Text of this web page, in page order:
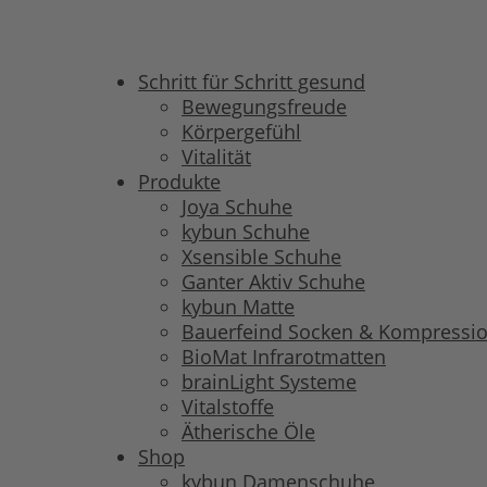
Schritt für Schritt gesund
Bewegungsfreude
Körpergefühl
Vitalität
Produkte
Joya Schuhe
kybun Schuhe
Xsensible Schuhe
Ganter Aktiv Schuhe
kybun Matte
Bauerfeind Socken &
BioMat Infrarotmatten
brainLight Systeme
Vitalstoffe
Ätherische Öle
Shop